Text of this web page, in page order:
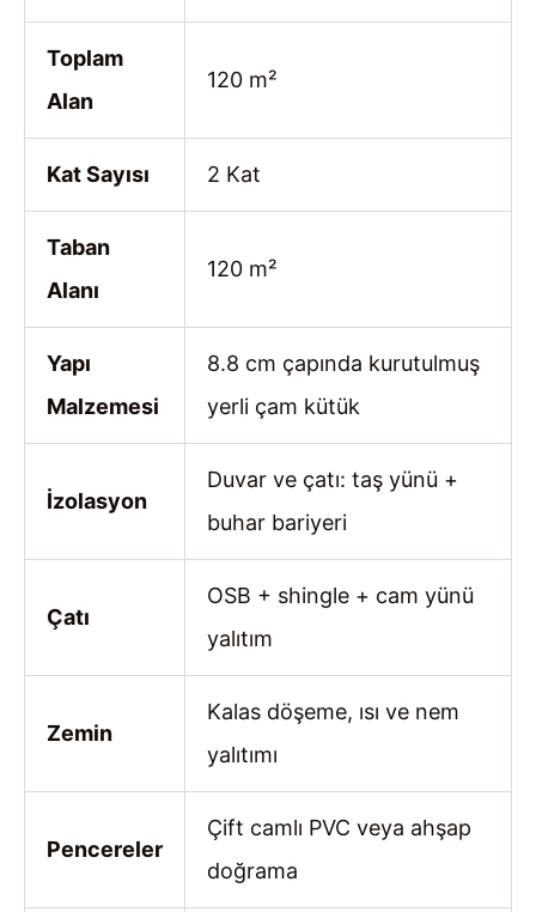
Toplam
Alan
120 m²
Kat Sayısı 2 Kat
Taban
Alanı
120 m²
Yapı
Malzemesi
8.8 cm çapında kurutulmuş
yerli çam kütük
İzolasyon
Duvar ve çatı: taş yünü +
buhar bariyeri
Çatı
OSB + shingle + cam yünü
yalıtım
Zemin
Kalas döşeme, ısı ve nem
yalıtımı
Pencereler
Çift camlı PVC veya ahşap
doğrama